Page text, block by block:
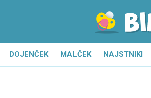
DOJENČEK MALČEK NAJSTNIKI